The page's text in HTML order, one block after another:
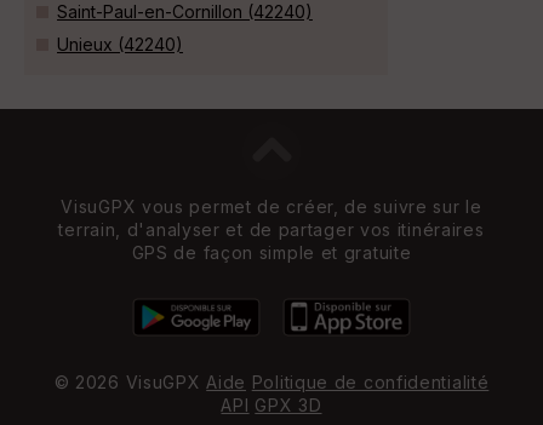
Saint-Paul-en-Cornillon (42240)
Unieux (42240)
VisuGPX vous permet de créer, de suivre sur le
terrain, d'analyser et de partager vos itinéraires
GPS de façon simple et gratuite
© 2026 VisuGPX Aide Politique de confidentialité
API GPX 3D